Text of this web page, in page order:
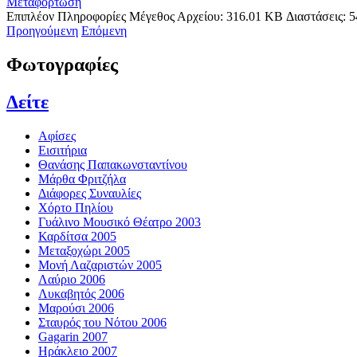
Επιπλέον Πληροφορίες Μέγεθος Αρχείου: 316.01 KB Διαστάσεις:
Προηγούμενη Επόμενη
Φωτογραφίες
Δείτε
Αφίσες
Εισιτήρια
Θανάσης Παπακωνσταντίνου
Μάρθα Φριτζήλα
Διάφορες Συναυλίες
Χόρτο Πηλίου
Γυάλινο Μουσικό Θέατρο 2003
Καρδίτσα 2005
Μεταξοχώρι 2005
Μονή Λαζαριστών 2005
Λαύριο 2006
Λυκαβητός 2006
Μαρούσι 2006
Σταυρός του Νότου 2006
Gagarin 2007
Ηράκλειο 2007